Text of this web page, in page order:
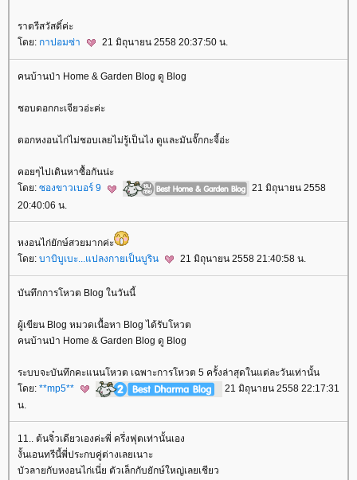
ราตรีสวัสดิ์ค่ะ
ดย: กาปอมซ่า 21 มิถุนายน 2558 20:37:50 น.
คนบ้านป่า Home & Garden Blog ดู Blog
ชอบดอกกะเจียวอ่ะค่ะ
ดอกหงอนไก่ไม่ชอบเลยไม่รู้เป็นไง ดูและมันจั๊กกะจี้อ่ะ
คอยๆไปเดินหาซื้อกันน่ะ
ดย: ซองขาวเบอร์ 9
21 มิถุนายน 2558
20:40:06 น.
หงอนไก่ยักษ์สวยมากค่ะ
ดย: บาบิบูเบะ...แปลงกายเป็นบูริน 21 มิถุนายน 2558 21:40:58 น.
บันทึกการโหวต Blog ในวันนี้
ผู้เขียน Blog หมวดเนื้อหา Blog ได้รับโหวต
คนบ้านป่า Home & Garden Blog ดู Blog
ระบบจะบันทึกคะแนนโหวต เฉพาะการโหวต 5 ครั้งล่าสุดในแต่ละวันเท่านั้น
ดย: **mp5**
21 มิถุนายน 2558 22:17:31
น.
11.. ต้นจิ๋วเดียวเองค่ะพี่ ครึ่งฟุตเท่านั้นเอง
งั้นเอนทรีนี้พี่ประกบคู่ต่างเลยเนาะ
บัวลายกับหงอนไก่เนี่ย ตัวเล็กกับยักษ์ใหญ่เลยเชียว